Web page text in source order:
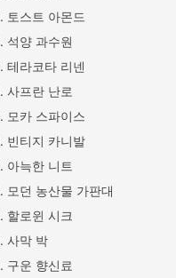
토스트 아몬드
석양 과수원
테라코타 리넨
사프란 난로
모카 스파이스
빈티지 카니발
아늑한 니트
모던 농산물 가판대
할로윈 시크
사막 박
구운 향신료